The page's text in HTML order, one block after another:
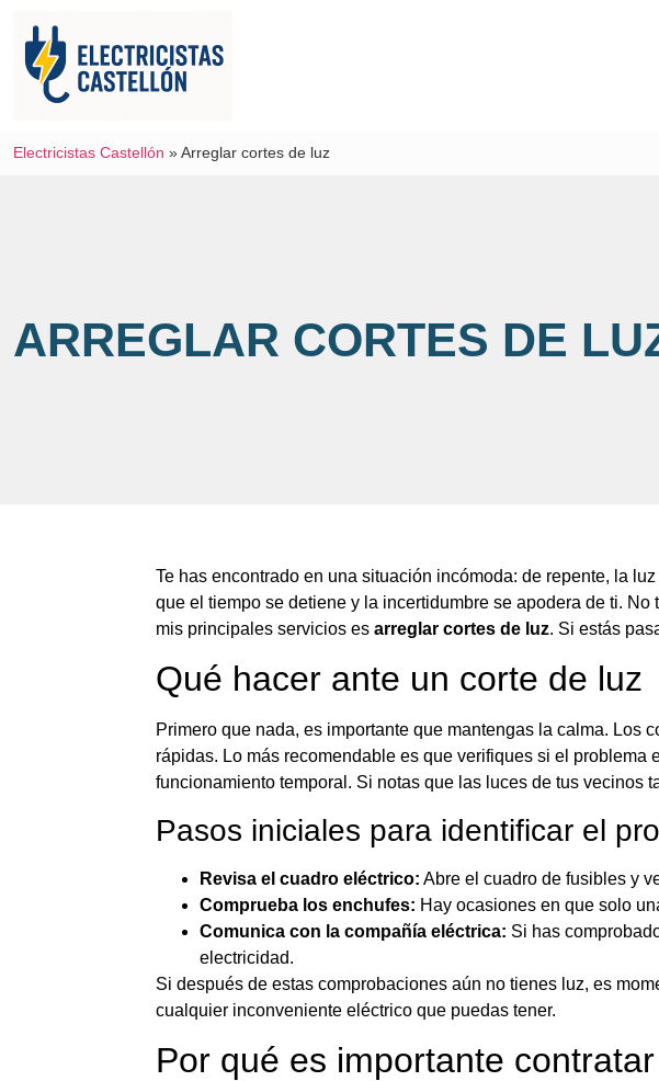
Electricistas Castellón » Arreglar cortes de luz
ARREGLAR CORTES DE
Te has encontrado en una situación incómoda: de repente, la
que el tiempo se detiene y la incertidumbre se apodera de ti.
mis principales servicios es arreglar cortes de luz. Si estás
Qué hacer ante un corte de luz
Primero que nada, es importante que mantengas la calma. Los
rápidas. Lo más recomendable es que verifiques si el problema
funcionamiento temporal. Si notas que las luces de tus vecinos
Pasos iniciales para identificar el
Revisa el cuadro eléctrico: Abre el cuadro de fusibles y
Comprueba los enchufes: Hay ocasiones en que solo
Comunica con la compañía eléctrica: Si has
electricidad.
Si después de estas comprobaciones aún no tienes luz, es
cualquier inconveniente eléctrico que puedas tener.
Por qué es importante